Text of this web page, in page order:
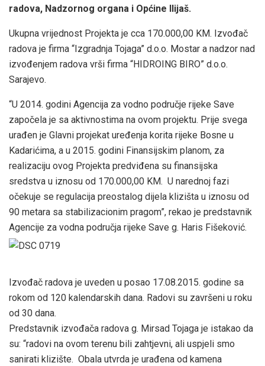
radova, Nadzornog organa i Općine Ilijaš.
Ukupna vrijednost Projekta je cca 170.000,00 KM. Izvođač
radova je firma “Izgradnja Tojaga” d.o.o. Mostar a nadzor nad
izvođenjem radova vrši firma “HIDROING BIRO” d.o.o.
Sarajevo.
“U 2014. godini Agencija za vodno područje rijeke Save
započela je sa aktivnostima na ovom projektu. Prije svega
urađen je Glavni projekat uređenja korita rijeke Bosne u
Kadarićima, a u 2015. godini Finansijskim planom, za
realizaciju ovog Projekta predviđena su finansijska
sredstva u iznosu od 170.000,00 KM. U narednoj fazi
očekuje se regulacija preostalog dijela klizišta u iznosu od
90 metara sa stabilizacionim pragom”, rekao je predstavnik
Agencije za vodna područja rijeke Save g. Haris Fišeković.
Izvođač radova je uveden u posao 17.08.2015. godine sa
rokom od 120 kalendarskih dana. Radovi su završeni u roku
od 30 dana.
Predstavnik izvođača radova g. Mirsad Tojaga je istakao da
su: “radovi na ovom terenu bili zahtjevni, ali uspjeli smo
sanirati klizište. Obala utvrda je urađena od kamena